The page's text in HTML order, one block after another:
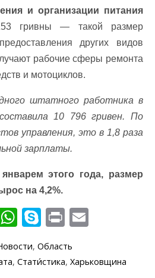
и организации питания
гривны — такой размер
других видов
рабочие сферы ремонта
и мотоциклов.
штатного работника в
10 796 гривен. По
управления, это в 1,8 раза
зарплаты.
этого года, размер
на 4,2%.
W
at
S
k
y
Pr
t ai
, Область
, Стати́стика, Харьковщина